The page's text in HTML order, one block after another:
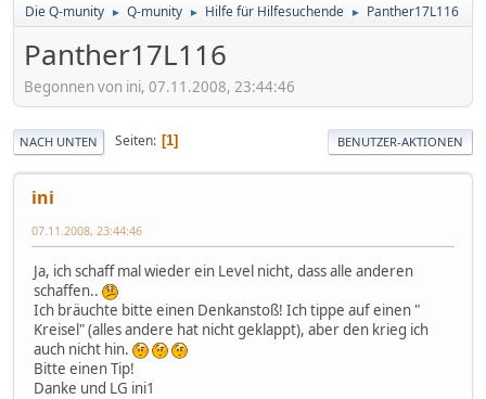
Die Q-munity ► Q-munity ► Hilfe für Hilfesuchende ► Panther17L116
Panther17L116
Begonnen von ini, 07.11.2008, 23:44:46
NACH UNTEN Seiten 1 BENUTZER-AKTIONEN
ini
07.11.2008, 23:44:46
Ja, ich schaff mal wieder ein Level nicht, dass alle anderen
schaffen..
Ich bräuchte bitte einen Denkanstoß! Ich tippe auf einen "
Kreisel" (alles andere hat nicht geklappt), aber den krieg ich
auch nicht hin.
Bitte einen Tip!
Danke und LG ini1